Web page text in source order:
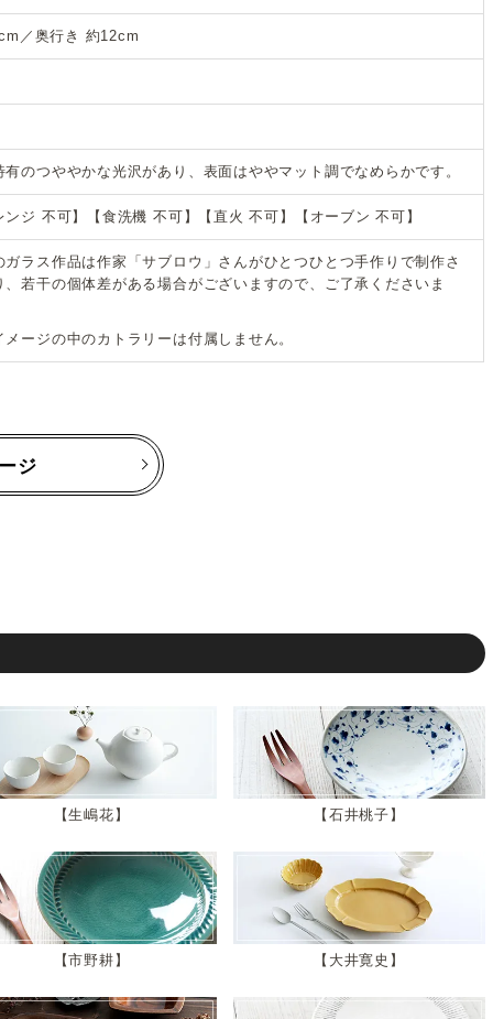
／奥行き 約12cm
有のつややかな光沢があり、表面はややマット調でなめらかです。
ンジ 不可】【食洗機 不可】【直火 不可】【オーブン 不可】
ラス作品は作家「サブロウ」さんがひとつひとつ手作りで制作さ
、若干の個体差がある場合がございますので、ご了承くださいま
ージの中のカトラリーは付属しません。
ジ
生嶋花 石井桃子
市野耕 大井寛史